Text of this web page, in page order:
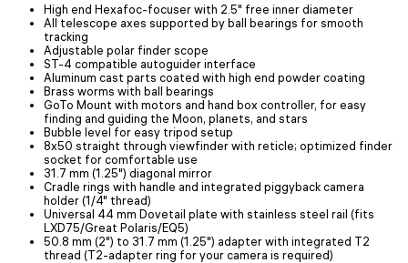
High end Hexafoc-focuser with 2.5" free inner diameter
All telescope axes supported by ball bearings for smooth
tracking
Adjustable polar finder scope
ST-4 compatible autoguider interface
Aluminum cast parts coated with high end powder coating
Brass worms with ball bearings
GoTo Mount with motors and hand box controller, for easy
finding and guiding the Moon, planets, and stars
Bubble level for easy tripod setup
8x50 straight through viewfinder with reticle; optimized finder
socket for comfortable use
31.7 mm (1.25") diagonal mirror
Cradle rings with handle and integrated piggyback camera
holder (1/4" thread)
Universal 44 mm Dovetail plate with stainless steel rail (fits
LXD75/Great Polaris/EQ5)
50.8 mm (2") to 31.7 mm (1.25") adapter with integrated T2
thread (T2-adapter ring for your camera is required)